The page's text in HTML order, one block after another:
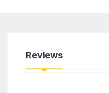
Reviews